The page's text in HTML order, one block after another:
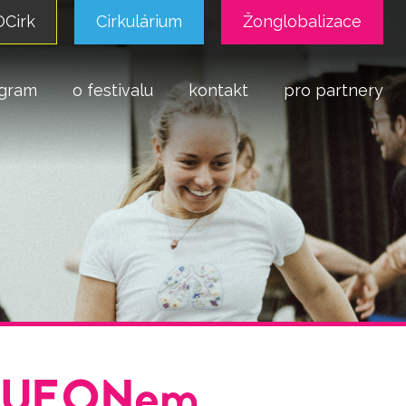
Cirkulárium Žonglobalizace
o festivalu kontakt pro partnery